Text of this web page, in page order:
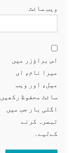
ویب‌ سائٹ
اس براؤزر میں
میرا نام، ای
میل، اور ویب
سائٹ محفوظ رکھیں
اگلی بار جب میں
تبصرہ کرنے
کےلیے۔